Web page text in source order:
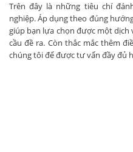
Trên đây là những tiêu chí
nghiệp. Áp dụng theo đúng
giúp bạn lựa chọn được một
cầu đề ra. Còn thắc mắc thêm
chúng tôi để được tư vấn đầy đủ